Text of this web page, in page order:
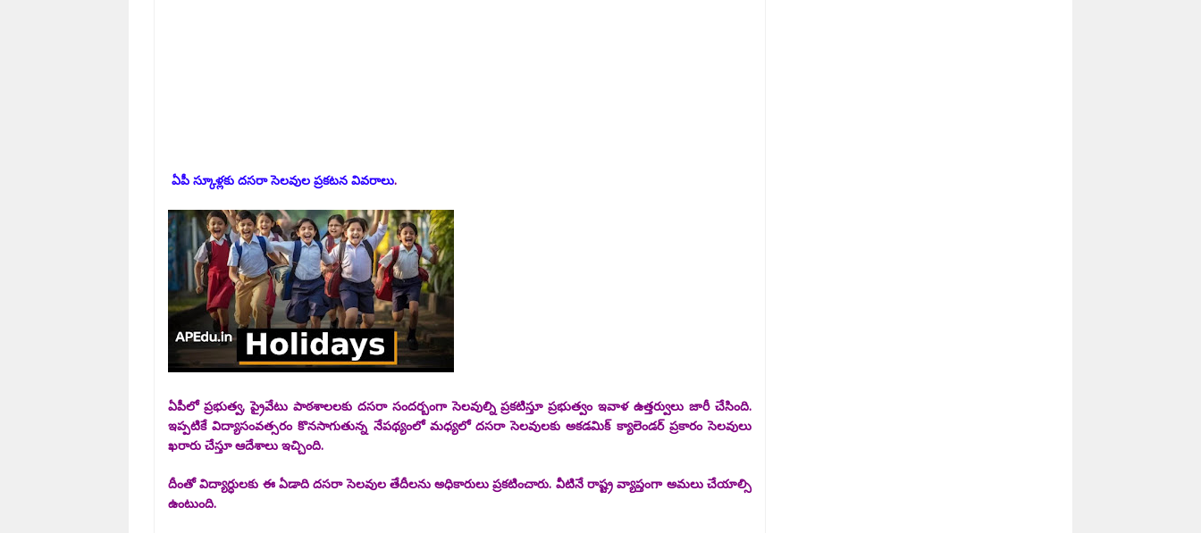
ఏపీ స్కూళ్లకు దసరా సెలవుల ప్రకటన వివరాలు.
ఏపీలో ప్రభుత్వ, ప్రైవేటు పాఠశాలలకు దసరా సందర్బంగా సెలవుల్ని ప్రకటిస్తూ ప్రభుత్వం ఇవాళ ఉత్తర్వులు జారీ చేసింది.
ఇప్పటికే విద్యాసంవత్సరం కొనసాగుతున్న నేపథ్యంలో మధ్యలో దసరా సెలవులకు అకడమిక్ క్యాలెండర్ ప్రకారం సెలవులు
ఖరారు చేస్తూ ఆదేశాలు ఇచ్చింది.
దీంతో విద్యార్ధులకు ఈ ఏడాది దసరా సెలవుల తేదీలను అధికారులు ప్రకటించారు. వీటినే రాష్ట్ర వ్యాప్తంగా అమలు చేయాల్సి
ఉంటుంది.